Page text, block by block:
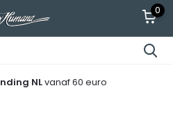
0
NLvanaf 60 euro